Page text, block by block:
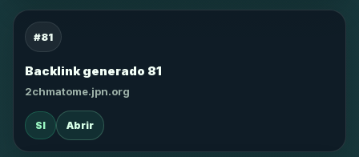
#81
Backlink generado 81
2chmatome.jpn.org
SI Abrir